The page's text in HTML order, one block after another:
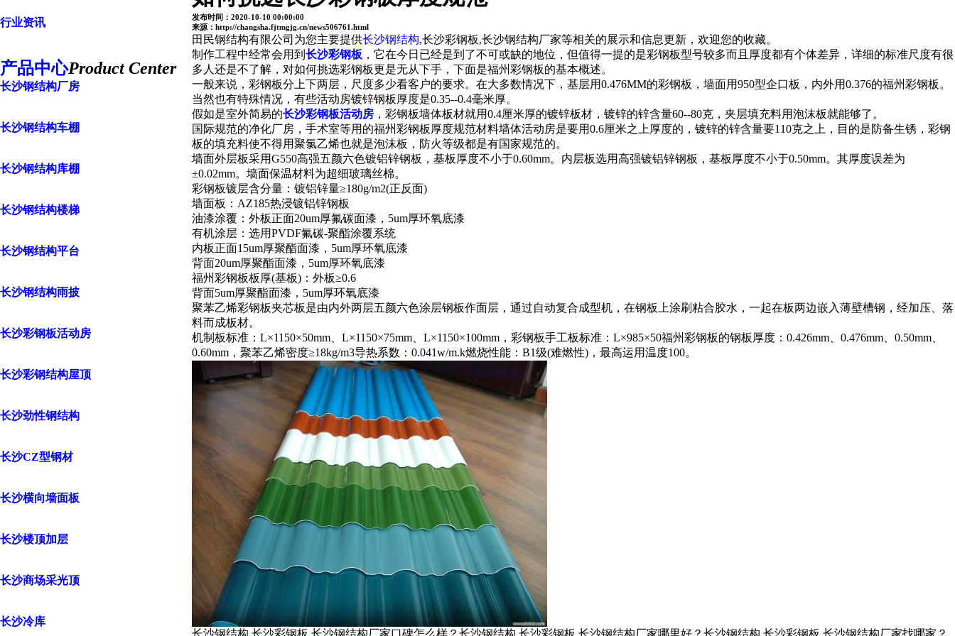
行业资讯
产品中心Product Center
长沙钢结构厂房
长沙钢结构车棚
长沙钢结构库棚
长沙钢结构楼梯
长沙钢结构平台
长沙钢结构雨披
长沙彩钢板活动房
长沙彩钢结构屋顶
长沙劲性钢结构
长沙CZ型钢材
长沙横向墙面板
长沙楼顶加层
长沙商场采光顶
长沙冷库
发布时间：2020-10-10 00:00:00
来源：http://changsha.fjtmgjg.cn/news506761.html
田民钢结构有限公司为您主要提供长沙钢结构,长沙彩钢板,长沙钢结构厂家等相关的展示和信息更新，欢迎您的收藏。
制作工程中经常会用到 长沙彩钢板 ，它在今日已经是到了不可或缺的地位，但值得一提的是彩钢板型号较多而且厚度都有个体差异，详细的标准尺度有很
多人还是不了解，对如何挑选彩钢板更是无从下手，下面是福州彩钢板的基本概述。
一般来说，彩钢板分上下两层，尺度多少看客户的要求。在大多数情况下，基层用0.476MM的彩钢板，墙面用950型企口板，内外用0.376的福州彩钢板。
当然也有特殊情况，有些活动房镀锌钢板厚度是0.35--0.4毫米厚。
假如是室外简易的长沙彩钢板活动房 ，彩钢板墙体板材就用0.4厘米厚的镀锌板材，镀锌的锌含量60--80克，夹层填充料用泡沫板就能够了。
国际规范的净化厂房，手术室等用的福州彩钢板厚度规范材料墙体活动房是要用0.6厘米之上厚度的，镀锌的锌含量要110克之上，目的是防备生锈，彩钢
板的填充料使不得用聚氯乙烯也就是泡沫板，防火等级都是有国家规范的。
墙面外层板采用G550高强五颜六色镀铝锌钢板，基板厚度不小于0.60mm。内层板选用高强镀铝锌钢板，基板厚度不小于0.50mm。其厚度误差为
±0.02mm。墙面保温材料为超细玻璃丝棉。
彩钢板镀层含分量：镀铝锌量≥180g/m2(正反面)
墙面板：AZ185热浸镀铝锌钢板
油漆涂覆：外板正面20um厚氟碳面漆，5um厚环氧底漆
有机涂层：选用PVDF氟碳-聚酯涂覆系统
内板正面15um厚聚酯面漆，5um厚环氧底漆
背面20um厚聚酯面漆，5um厚环氧底漆
福州彩钢板板厚(基板)：外板≥0.6
背面5um厚聚酯面漆，5um厚环氧底漆
聚苯乙烯彩钢板夹芯板是由内外两层五颜六色涂层钢板作面层，通过自动复合成型机，在钢板上涂刷粘合胶水，一起在板两边嵌入薄壁槽钢，经加压、落
料而成板材。
机制板标准：L×1150×50mm、L×1150×75mm、L×1150×100mm，彩钢板手工板标准：L×985×50福州彩钢板的钢板厚度：0.426mm、0.476mm、0.50mm、
0.60mm，聚苯乙烯密度≥18kg/m3导热系数：0.041w/m.k燃烧性能：B1级(难燃性)，最高运用温度100。
长沙钢结构,长沙彩钢板,长沙钢结构厂家口碑怎么样？长沙钢结构,长沙彩钢板,长沙钢结构厂家哪里好？长沙钢结构,长沙彩钢板,长沙钢结构厂家找哪家？